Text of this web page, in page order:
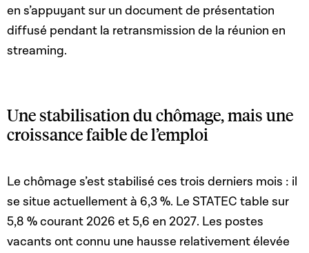
en s’appuyant sur un document de présentation
diffusé pendant la retransmission de la réunion en
streaming.
Une stabilisation du chômage, mais une
croissance faible de l’emploi
Le chômage s’est stabilisé ces trois derniers mois : il
se situe actuellement à 6,3 %. Le STATEC table sur
5,8 % courant 2026 et 5,6 en 2027. Les postes
vacants ont connu une hausse relativement élevée